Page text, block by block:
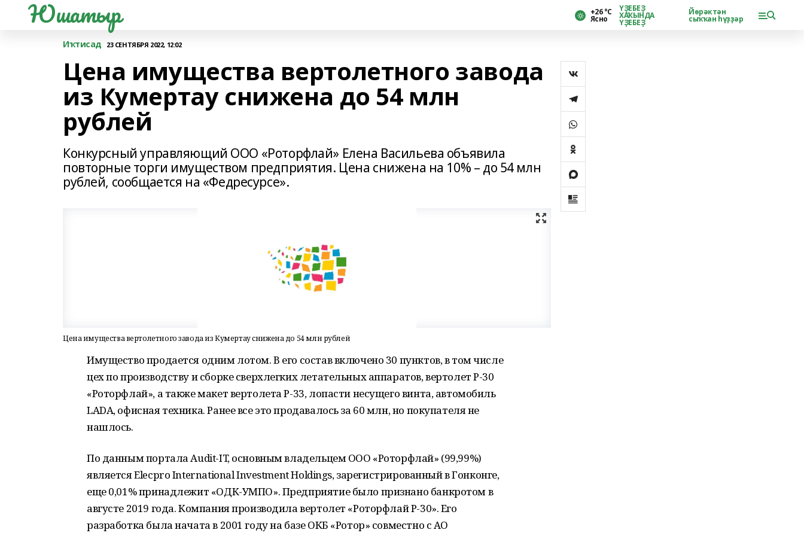
Юшатыр +26 °С
Ясно
ҮҘЕБЕҘ
ХАҠЫНДА
ҮҘЕБЕҘ
Йөрәктән
сыҡҡан һүҙҙәр
Иҡтисад 23 СЕНТЯБРЯ 2022, 12:02
Цена имущества вертолетного завода
из Кумертау снижена до 54 млн
рублей
Конкурсный управляющий ООО «Роторфлай» Елена Васильева объявила
повторные торги имуществом предприятия. Цена снижена на 10% – до 54 млн
рублей, сообщается на «Федресурсе».
Цена имущества вертолетного завода из Кумертау снижена до 54 млн рублей
Имущество продается одним лотом. В его состав включено 30 пунктов, в том числе
цех по производству и сборке сверхлегких летательных аппаратов, вертолет Р-30
«Роторфлай», а также макет вертолета Р-33, лопасти несущего винта, автомобиль
LADA, офисная техника. Ранее все это продавалось за 60 млн, но покупателя не
нашлось.
По данным портала Audit-IT, основным владельцем ООО «Роторфлай» (99,99%)
является Elecpro International Investment Holdings, зарегистрированный в Гонконге,
еще 0,01% принадлежит «ОДК-УМПО». Предприятие было признано банкротом в
августе 2019 года. Компания производила вертолет «Роторфлай Р-30». Его
разработка была начата в 2001 году на базе ОКБ «Ротор» совместно с АО